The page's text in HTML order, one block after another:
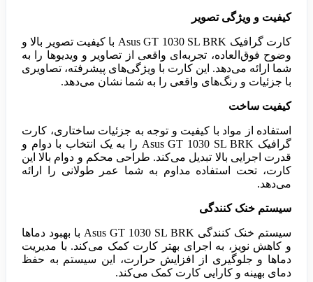
کیفیت و ویژگی تصویر
کارت گرافیک Asus GT 1030 SL BRK با کیفیت تصویر بالا و
وضوح فوق‌العاده، تجربه‌ای واقعی از تصاویر و ویدیوها را به
شما ارائه می‌دهد. این کارت با ویژگی‌های پیشرفته، تصاویری
با جزئیات و رنگ‌های واقعی را به شما نشان می‌دهد.
کیفیت ساخت
استفاده از مواد با کیفیت و توجه به جزئیات ساختاری، کارت
گرافیک Asus GT 1030 SL BRK را به یک انتخاب با دوام و
قدرت اجرایی بالا تبدیل می‌کند. طراحی محکم و دوام بالا این
کارت، تحت استفاده مداوم به شما عمر طولانی را ارائه
می‌دهد.
سیستم خنک کنندگی
سیستم خنک کنندگی Asus GT 1030 SL BRK با بهبود دماها
و کاهش نویز، به اجرای بهتر کارت کمک می‌کند. با مدیریت
دماها و جلوگیری از افزایش حرارت، این سیستم به حفظ
دمای بهینه و کارایی کارت کمک می‌کند.